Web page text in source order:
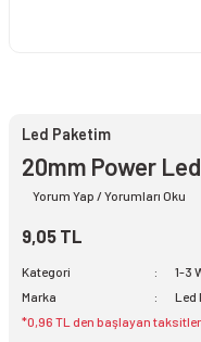
Led Paketim
20mm Power
Yorum Yap / Yorumları Oku
9,05 TL
Kategori
1-3
Marka
Led
*0,96 TL den başlayan